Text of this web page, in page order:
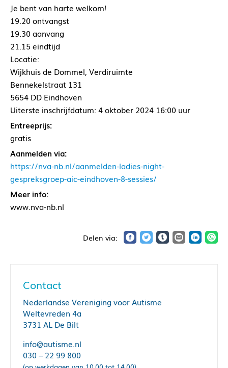
Je bent van harte welkom!
19.20 ontvangst
19.30 aanvang
21.15 eindtijd
Locatie:
Wijkhuis de Dommel, Verdiruimte
Bennekelstraat 131
5654 DD Eindhoven
Uiterste inschrijfdatum: 4 oktober 2024 16:00 uur
Entreeprijs:
gratis
Aanmelden via:
https://nva-nb.nl/aanmelden-ladies-night-
gespreksgroep-aic-eindhoven-8-sessies/
Meer info:
www.nva-nb.nl
Contact
Nederlandse Vereniging voor Autisme
Weltevreden 4a
3731 AL De Bilt
info@autisme.nl
030 – 22 99 800